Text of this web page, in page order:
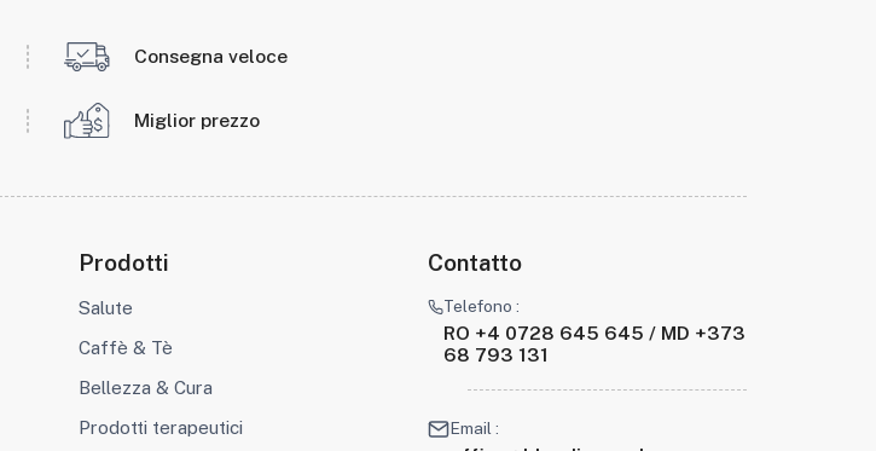
Consegna veloce
Miglior prezzo
Prodotti
Salute
Caffè & Tè
Bellezza & Cura
Prodotti terapeutici
Contatto
Telefono :
RO +4 0728 645 645 / MD +373
68 793 131
Email :